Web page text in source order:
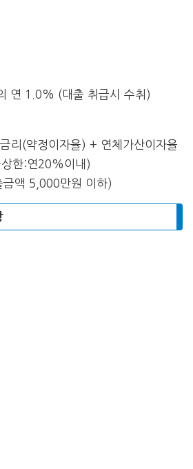
연 1.0% (대출 취급시 수취)
리(약정이자율) + 연체가산이자율
한:연20%이내)
금액 5,000만원 이하)